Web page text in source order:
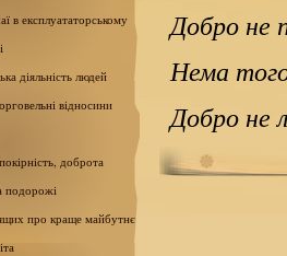
в експлуататорському
діяльність людей
відносини
доброта
подорожі
про краще майбутнє
Добро не
Нема
Добро не